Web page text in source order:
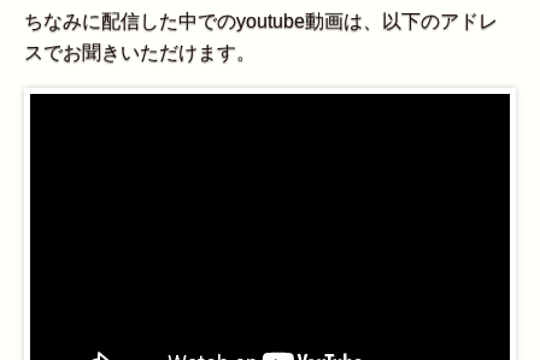
ちなみに配信した中でのyoutube動画は、以下のアドレ
スでお聞きいただけます。